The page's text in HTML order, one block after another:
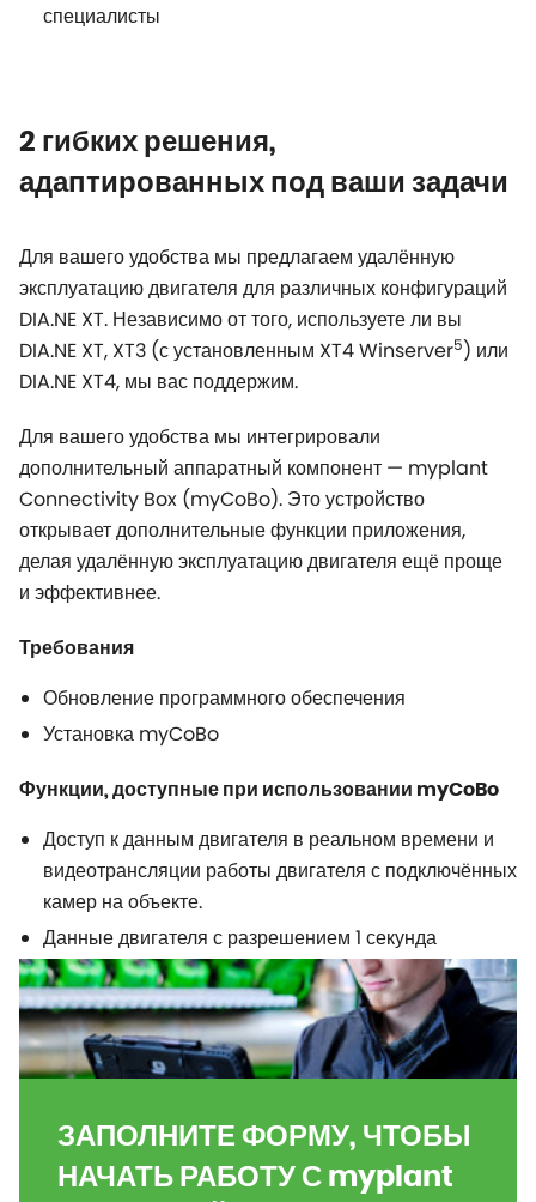
специалисты
2 гибких решения,
адаптированных под ваши задачи
Для вашего удобства мы предлагаем удалённую
эксплуатацию двигателя для различных конфигураций
DIA.NE XT. Независимо от того, используете ли вы
DIA.NE XT, XT3 (с установленным XT4 Winserver5) или
DIA.NE XT4, мы вас поддержим.
Для вашего удобства мы интегрировали
дополнительный аппаратный компонент — myplant
Connectivity Box (myCoBo). Это устройство
открывает дополнительные функции приложения,
делая удалённую эксплуатацию двигателя ещё проще
и эффективнее.
Требования
Обновление программного обеспечения
Установка myCoBo
Функции, доступные при использовании myCoBo
Доступ к данным двигателя в реальном времени и
видеотрансляции работы двигателя с подключённых
камер на объекте.
Данные двигателя с разрешением 1 секунда
ЗАПОЛНИТЕ ФОРМУ, ЧТОБЫ
НАЧАТЬ РАБОТУ С myplant